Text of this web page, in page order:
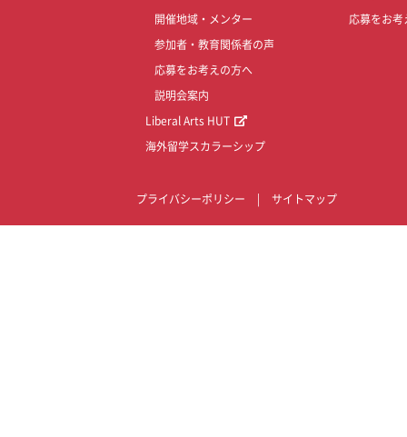
開催地域・メンター
参加者・教育関係者の声
応募をお考えの方へ
説明会案内
Liberal Arts HUT
海外留学スカラーシップ
応募をお考
プライバシーポリシー サイトマップ